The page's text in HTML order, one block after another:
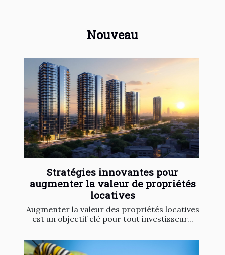
Nouveau
Stratégies innovantes pour
augmenter la valeur de propriétés
locatives
Augmenter la valeur des propriétés locatives
est un objectif clé pour tout investisseur...